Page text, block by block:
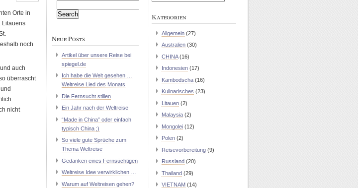
Orte in
Litauens
noch
auch
überrascht
nicht
Neue Posts
Artikel über unsere Reise bei
spiegel.de
Ich habe die Welt gesehen …
Weltreise Lied des Monats
Die Fernsucht stillen
Ein Jahr nach der Weltreise
“Made in China” oder einfach
typisch China ;)
So viele gute Sprüche zum
Thema Weltreise
Gedanken eines Fernsüchtigen
Weltreise Idee verwirklichen …
Warum auf Weltreisen gehen?
Kategorien
Allgemein (27)
Australien (30)
CHINA(16)
Indonesien (17)
Kambodscha (16)
Kulinarisches (23)
Litauen (2)
Malaysia (2)
Mongolei (12)
Polen (2)
Reisevorbereitung (9)
Russland (20)
Thailand (29)
VIETNAM (14)